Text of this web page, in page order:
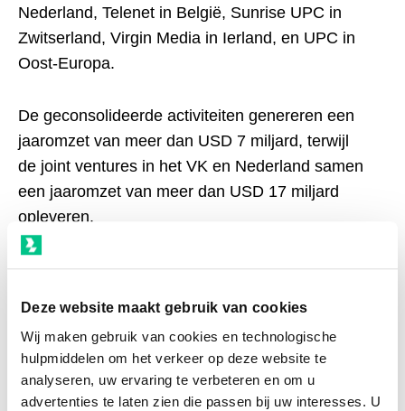
Deze website maakt gebruik van cookies
Wij maken gebruik van cookies en technologische
hulpmiddelen om het verkeer op deze website te
analyseren, uw ervaring te verbeteren en om u
advertenties te laten zien die passen bij uw interesses. U
Nederland, Telenet in België, Sunrise UPC in
Zwitserland, Virgin Media in Ierland, en UPC in
Oost-Europa.
De geconsolideerde activiteiten genereren een
jaaromzet van meer dan USD 7 miljard, terwijl
de joint ventures in het VK en Nederland samen
een jaaromzet van meer dan USD 17 miljard
opleveren.
Een wereldwijde investeringstak, Liberty Global
bedrijven en fondsen op het gebied van content,
technologie en infrastructuur, waaronder
strategische belangen in bedrijven als Plume,
ITV, Lionsgate, Univision, de Formule E-